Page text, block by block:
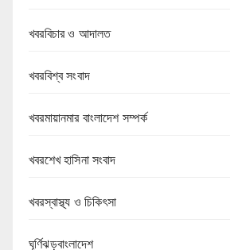
খবরবিচার ও আদালত
খবরবিশ্ব সংবাদ
খবরমায়ানমার বাংলাদেশ সম্পর্ক
খবরশেখ হাসিনা সংবাদ
খবরস্বাস্থ্য ও চিকিৎসা
ঘূর্ণিঝড়বাংলাদেশ